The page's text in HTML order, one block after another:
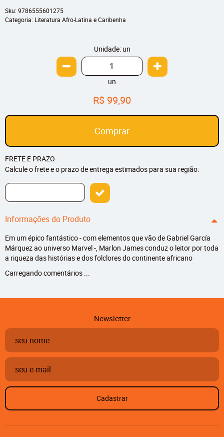
Sku: 9786555601275
Categoria: Literatura Afro-Latina e Caribenha
Unidade: un
un
R$ 99,90
Comprar
FRETE E PRAZO
Calcule o frete e o prazo de entrega estimados para sua região:
Informações do Produto
Em um épico fantástico - com elementos que vão de Gabriel García
Márquez ao universo Marvel -, Marlon James conduz o leitor por toda
a riqueza das histórias e dos folclores do continente africano
Carregando comentários ...
Newsletter
Cadastrar